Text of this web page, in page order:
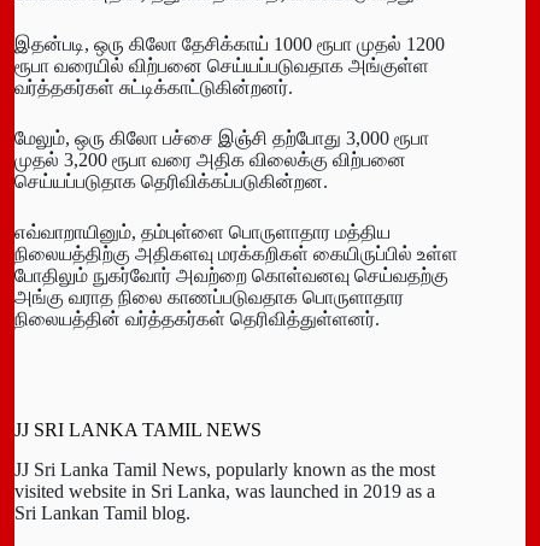
இதன்படி, ஒரு கிலோ தேசிக்காய் 1000 ரூபா முதல் 1200
ரூபா வரையில் விற்பனை செய்யப்படுவதாக அங்குள்ள
வர்த்தகர்கள் சுட்டிக்காட்டுகின்றனர்.
மேலும், ஒரு கிலோ பச்சை இஞ்சி தற்போது 3,000 ரூபா
முதல் 3,200 ரூபா வரை அதிக விலைக்கு விற்பனை
செய்யப்படுதாக தெரிவிக்கப்படுகின்றன.
எவ்வாறாயினும், தம்புள்ளை பொருளாதார மத்திய
நிலையத்திற்கு அதிகளவு மரக்கறிகள் கையிருப்பில் உள்ள
போதிலும் நுகர்வோர் அவற்றை கொள்வனவு செய்வதற்கு
அங்கு வராத நிலை காணப்படுவதாக பொருளாதார
நிலையத்தின் வர்த்தகர்கள் தெரிவித்துள்ளனர்.
JJ SRI LANKA TAMIL NEWS
JJ Sri Lanka Tamil News, popularly known as the most
visited website in Sri Lanka, was launched in 2019 as a
Sri Lankan Tamil blog.